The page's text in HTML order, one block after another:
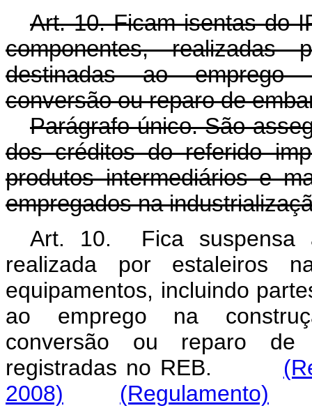
Art. 10. Ficam isentas do
componentes, realizadas
destinadas ao emprego
conversão ou reparo de
Parágrafo único. São
dos créditos do referido
produtos intermediários e
empregados na
Art. 10. Fica suspensa
realizada por estaleiros
equipamentos, incluindo
ao emprego na
conversão ou reparo de
registradas no REB.
2008)
(Regulamento)